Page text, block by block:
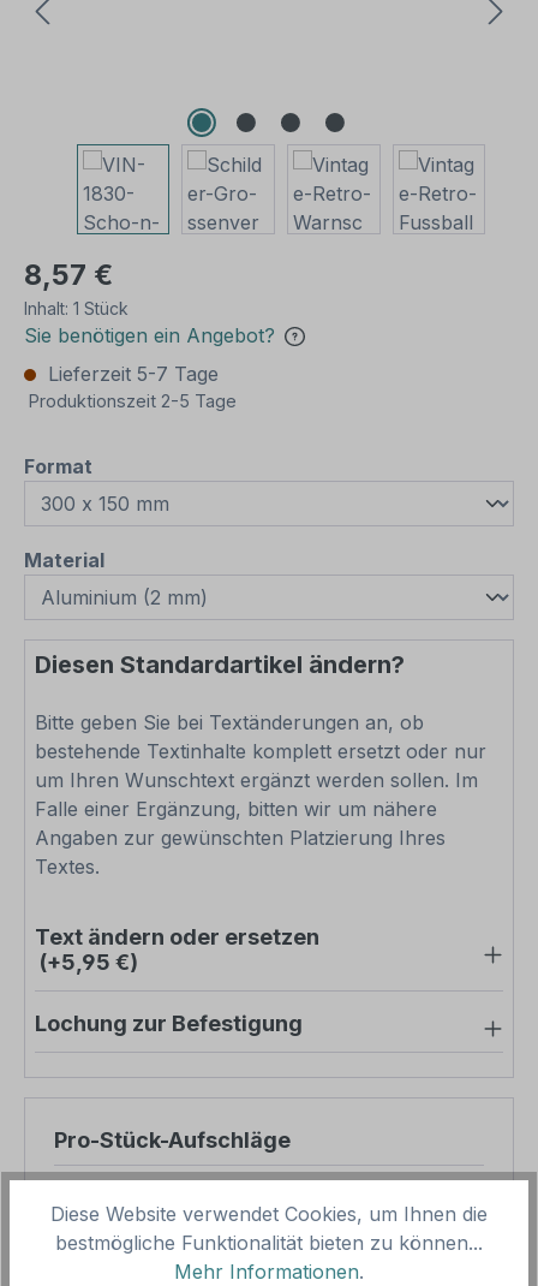
8,57 €
Inhalt: 1 Stück
Sie benötigen ein Angebot?
Lieferzeit 5-7 Tage
Produktionszeit 2-5 Tage
Format
Materialauswählen
Diesen Standardartikel ändern?
Bitte geben Sie bei Textänderungen an, ob
bestehende Textinhalte komplett ersetzt oder nur
um Ihren Wunschtext ergänzt werden sollen. Im
Falle einer Ergänzung, bitten wir um nähere
Angaben zur gewünschten Platzierung Ihres
Textes.
Text ändern oder ersetzen
(+5,95 €)
Lochung zur Befestigung
Pro-Stück-Aufschläge
Zwischensumme
8,57 €
Diese Website verwendet Cookies, um Ihnen die
bestmögliche Funktionalität bieten zu können...
Mehr Informationen.